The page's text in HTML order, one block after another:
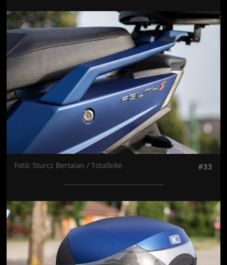
Jön még kép!
Fotó: Sturcz Bertalan / Totalbike #33
Jön még kép!